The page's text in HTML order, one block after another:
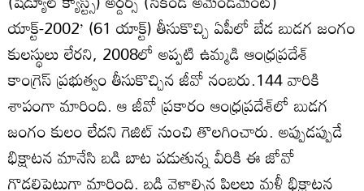
యాక్ట్‌-2002’ (61 యాక్ట్‌) తీసుకొచ్చి ఏపీలో బేడ బుడగ జంగం
కులస్థులు లేరని, 2008లో అప్పటి ఉమ్మడి ఆంధ్రప్రదేశ్‌
కాంగ్రెస్‌ ప్రభుత్వం తీసుకొచ్చిన జీవో నంబరు.144 వారికి
శాపంగా మారింది. ఆ జీవో ప్రకారం ఆంధ్రప్రదేశ్‌లో బుడగ
జంగం కులం లేదని గెజిట్‌ నుంచి తొలగించారు. అప్పుడప్పుడే
భిక్షాటన మానేసి బడి బాట పడుతున్న వీరికి ఈ జోవో
గొడ్డలిపెట్టుగా మారింది. బడి వెళ్లాల్సిన పిల్లలు మళ్లీ భిక్షాటన